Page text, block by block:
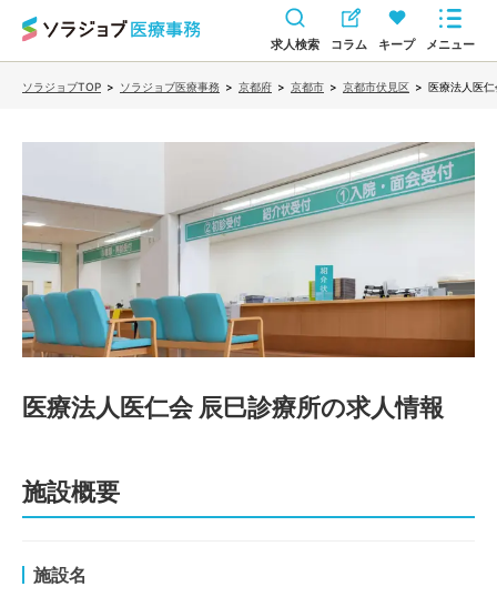
求人検索 コラム キープ メニュー
ソラジョブTOP > ソラジョブ医療事務 > 京都府 > 京都市 > 京都市伏見区 > 医療法人医
医療法人医仁会 辰巳診療所の求人情報
施設概要
施設名